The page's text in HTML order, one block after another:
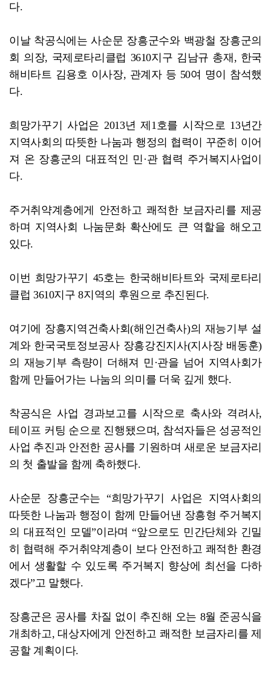
다.
이날 착공식에는 사순문 장흥군수와 백광철 장흥군의
회 의장, 국제로타리클럽 3610지구 김남규 총재, 한국
해비타트 김용호 이사장, 관계자 등 50여 명이 참석했
다.
희망가꾸기 사업은 2013년 제1호를 시작으로 13년간
지역사회의 따뜻한 나눔과 행정의 협력이 꾸준히 이어
져 온 장흥군의 대표적인 민·관 협력 주거복지사업이
다.
주거취약계층에게 안전하고 쾌적한 보금자리를 제공
하며 지역사회 나눔문화 확산에도 큰 역할을 해오고
있다.
이번 희망가꾸기 45호는 한국해비타트와 국제로타리
클럽 3610지구 8지역의 후원으로 추진된다.
여기에 장흥지역건축사회(해인건축사)의 재능기부 설
계와 한국국토정보공사 장흥강진지사(지사장 배동훈)
의 재능기부 측량이 더해져 민·관을 넘어 지역사회가
함께 만들어가는 나눔의 의미를 더욱 깊게 했다.
착공식은 사업 경과보고를 시작으로 축사와 격려사,
테이프 커팅 순으로 진행됐으며, 참석자들은 성공적인
사업 추진과 안전한 공사를 기원하며 새로운 보금자리
의 첫 출발을 함께 축하했다.
사순문 장흥군수는 “희망가꾸기 사업은 지역사회의
따뜻한 나눔과 행정이 함께 만들어낸 장흥형 주거복지
의 대표적인 모델”이라며 “앞으로도 민간단체와 긴밀
히 협력해 주거취약계층이 보다 안전하고 쾌적한 환경
에서 생활할 수 있도록 주거복지 향상에 최선을 다하
겠다”고 말했다.
장흥군은 공사를 차질 없이 추진해 오는 8월 준공식을
개최하고, 대상자에게 안전하고 쾌적한 보금자리를 제
공할 계획이다.